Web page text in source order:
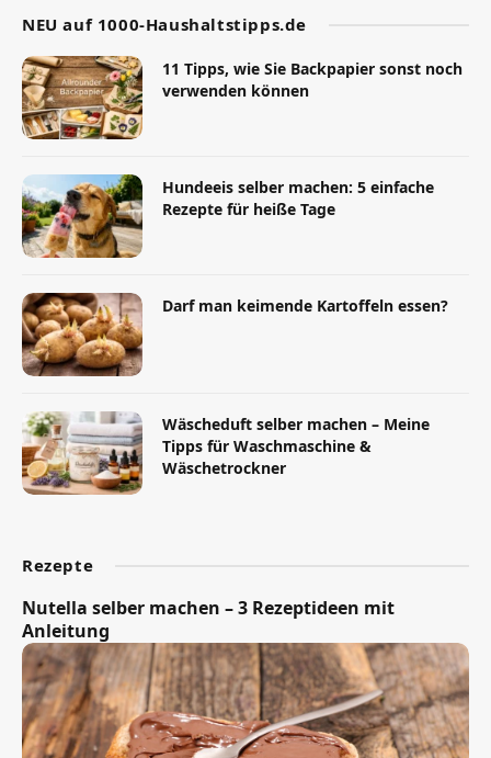
NEU auf 1000-Haushaltstipps.de
11 Tipps, wie Sie Backpapier sonst noch
verwenden können
Hundeeis selber machen: 5 einfache
Rezepte für heiße Tage
Darf man keimende Kartoffeln essen?
Wäscheduft selber machen – Meine
Tipps für Waschmaschine &
Wäschetrockner
Rezepte
Nutella selber machen – 3 Rezeptideen mit
Anleitung